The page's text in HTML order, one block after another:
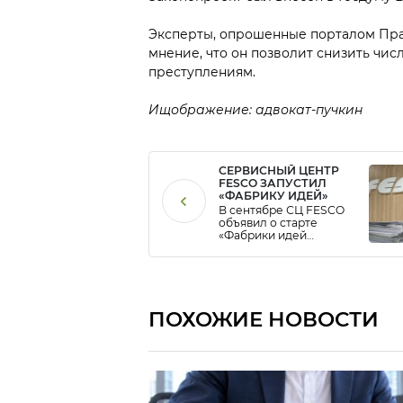
Эксперты, опрошенные порталом
мнение, что он позволит снизить
преступлениям.
Ищображение: адвокат-пучкин
СЕРВИСНЫЙ ЦЕНТР
FESCO ЗАПУСТИЛ
«ФАБРИКУ ИДЕЙ»
В сентябре СЦ FESCO
объявил о старте
«Фабрики идей
FESCO» для того, чтобы
путевку в жизнь. 30
сентября завершается
заявок. Фабрика идей
выйти с
предложениями в
любой области: как
ПОХОЖИЕ НОВОСТИ